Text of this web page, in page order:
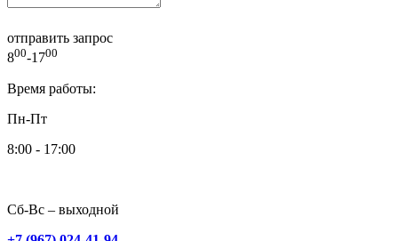
отправить запрос
800-1700
Время работы:
Пн-Пт
8:00 - 17:00
Сб-Вс – выходной